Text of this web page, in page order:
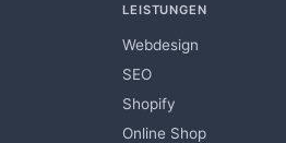
LEISTUNGEN
Webdesign
SEO
Shopify
Online Shop